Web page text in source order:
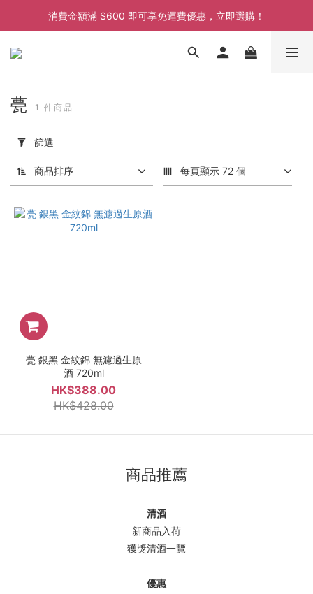
消費金額滿 $600 即可享免運費優惠，立即選購！
消費金額滿 $600 即可享免運費優惠，立即選購！
消費金額滿 $600 即可享免運費優惠，立即選購！
用
選
價格
甍 1 件商品
篩選
商品排序 每頁顯示 72 個
甍 銀黑 金紋錦 無濾過生原
酒 720ml
HK$388.00
HK$428.00
商品推薦
清酒
新商品入荷
獲獎清酒一覽
優惠